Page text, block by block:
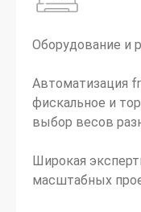
Оборудование и
Автоматизация
фискальное и
выбор весов
Широкая
масштабных